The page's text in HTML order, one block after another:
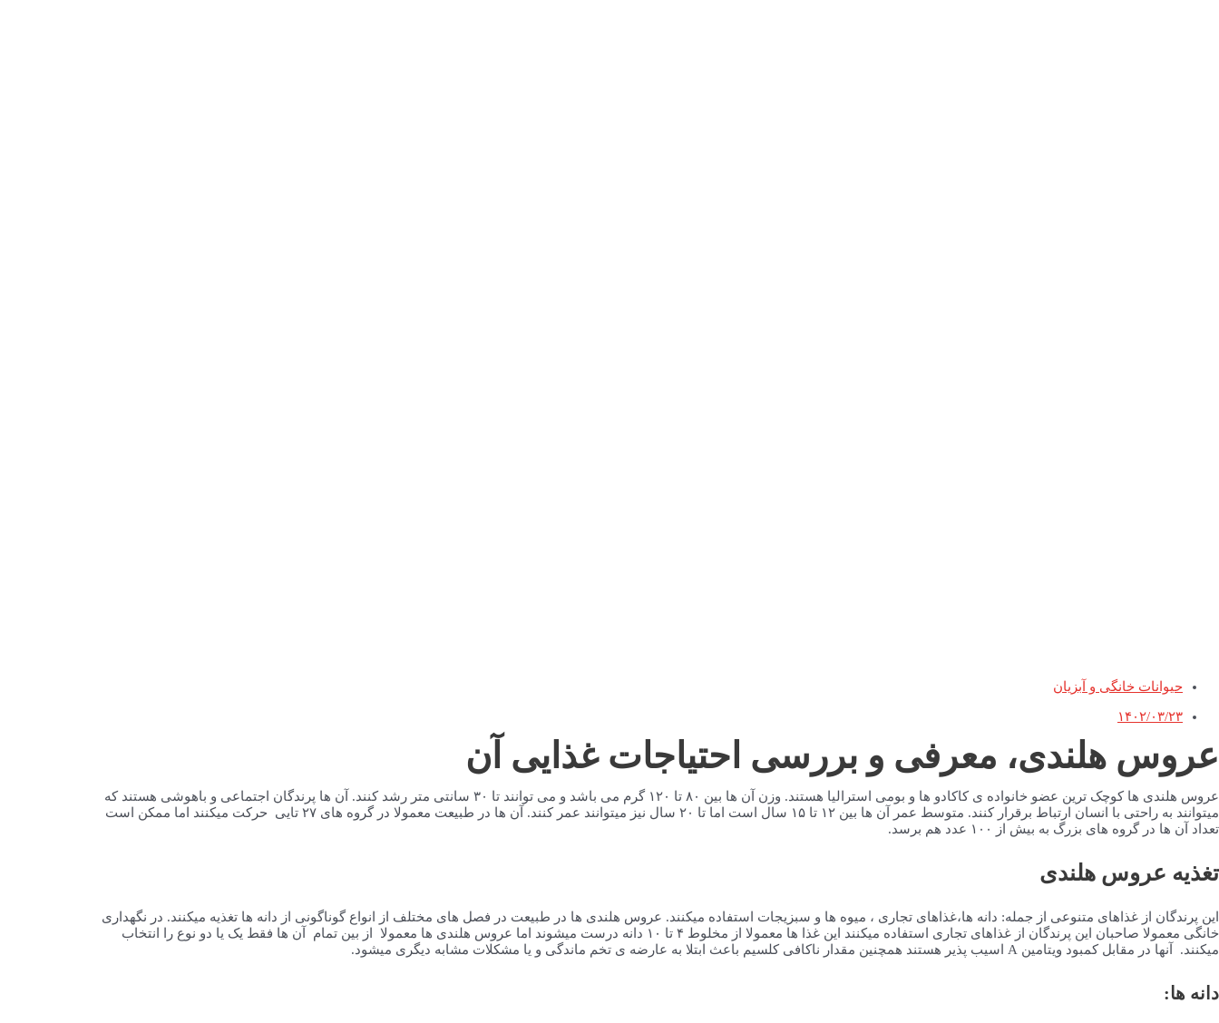
حیوانات خانگی و آبزیان
۱۴۰۲/۰۳/۲۳
عروس هلندی، معرفی و بررسی احتیاجات غذایی آن
عروس هلندی ها کوچک ترین عضو خانواده ی کاکادو ها و بومی استرالیا هستند. وزن آن ها بین ۸۰ تا ۱۲۰ گرم می باشد و می توانند تا ۳۰ سانتی متر رشد کنند. آن ها پرندگان اجتماعی و باهوشی هستند که
میتوانند به راحتی با انسان ارتباط برقرار کنند. متوسط عمر آن ها بین ۱۲ تا ۱۵ سال است اما تا ۲۰ سال نیز میتوانند عمر کنند. آن ها در طبیعت معمولا در گروه های ۲۷ تایی حرکت میکنند اما ممکن است
تعداد آن ها در گروه های بزرگ به بیش از ۱۰۰ عدد هم برسد.
تغذیه عروس هلندی
این پرندگان از غذاهای متنوعی از جمله: دانه ها،غذاهای تجاری ، میوه ها و سبزیجات استفاده میکنند. عروس هلندی ها در طبیعت در فصل های مختلف از انواع گوناگونی از دانه ها تغذیه میکنند. در نگهداری
خانگی معمولا صاحبان این پرندگان از غذاهای تجاری استفاده میکنند این غذا ها معمولا از مخلوط ۴ تا ۱۰ دانه درست میشوند اما عروس هلندی ها معمولا از بین تمام آن ها فقط یک یا دو نوع را انتخاب
میکنند. آنها در مقابل کمبود ویتامین A اسیب پذیر هستند همچنین مقدار ناکافی کلسیم باعث ابتلا به عارضه ی تخم ماندگی و یا مشکلات مشابه دیگری میشود.
دانه ها: